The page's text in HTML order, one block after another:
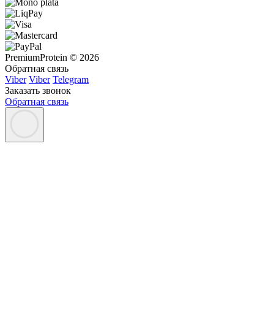
PremiumProtein © 2026
Обратная связь
Viber Viber Telegram
Заказать звонок
Обратная связь